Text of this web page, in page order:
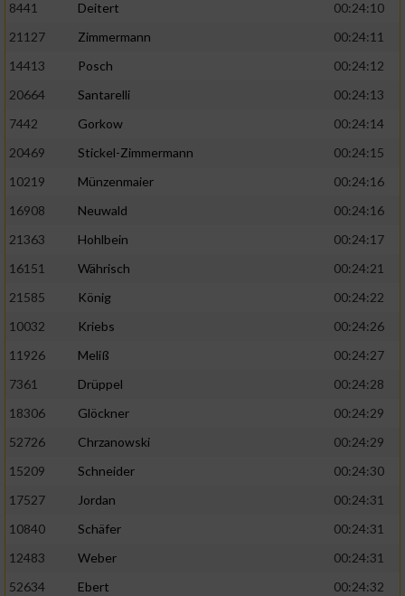
8441 Deitert
00:24:10
21127
Zimmermann
00:24:11
14413
Posch
00:24:12
20664
Santarelli
00:24:13
7442
Gorkow
00:24:14
20469
Stickel-Zimmermann
00:24:15
10219
Münzenmaier
00:24:16
16908
Neuwald
00:24:16
21363
Hohlbein
00:24:17
16151
Währisch
00:24:21
21585
König
00:24:22
10032
Kriebs
00:24:26
11926
Meliß
00:24:27
7361
Drüppel
00:24:28
18306
Glöckner
00:24:29
52726
Chrzanowski
00:24:29
15209
Schneider
00:24:30
17527
Jordan
00:24:31
10840
Schäfer
00:24:31
12483
Weber
00:24:31
52634
Ebert
00:24:32